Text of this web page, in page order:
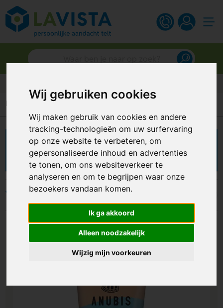
Wij gebruiken cookies
Wij maken gebruik van cookies en andere
tracking-technologieën om uw surfervaring
op onze website te verbeteren, om
gepersonaliseerde inhoud en advertenties
te tonen, om ons websiteverkeer te
analyseren en om te begrijpen waar onze
bezoekers vandaan komen.
Ik ga akkoord
Alleen noodzakelijk
Wijzig mijn voorkeuren
Home Persoonlijke verzorging
Aftersun bedrukken
Filters